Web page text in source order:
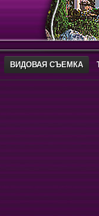
ВИДОВАЯ СЪЕМКА